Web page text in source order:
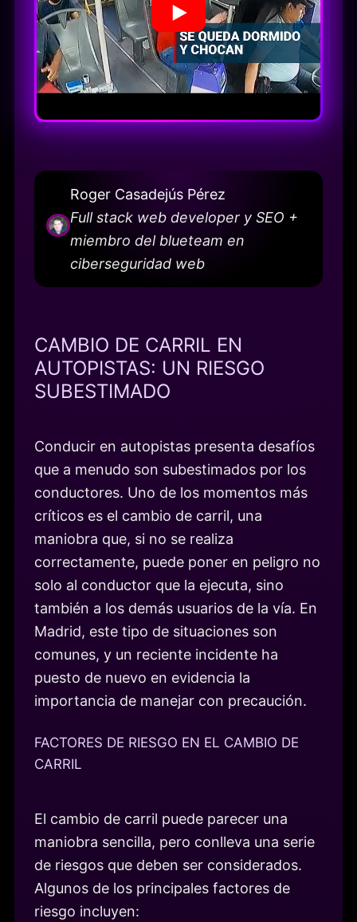
Roger Casadejús Pérez
Full stack web developer y SEO +
miembro del blueteam en
ciberseguridad web
CAMBIO DE CARRIL EN
AUTOPISTAS: UN RIESGO
SUBESTIMADO
Conducir en autopistas presenta desafíos
que a menudo son subestimados por los
conductores. Uno de los momentos más
críticos es el cambio de carril, una
maniobra que, si no se realiza
correctamente, puede poner en peligro no
solo al conductor que la ejecuta, sino
también a los demás usuarios de la vía. En
Madrid, este tipo de situaciones son
comunes, y un reciente incidente ha
puesto de nuevo en evidencia la
importancia de manejar con precaución.
FACTORES DE RIESGO EN EL CAMBIO DE
CARRIL
El cambio de carril puede parecer una
maniobra sencilla, pero conlleva una serie
de riesgos que deben ser considerados.
Algunos de los principales factores de
riesgo incluyen: